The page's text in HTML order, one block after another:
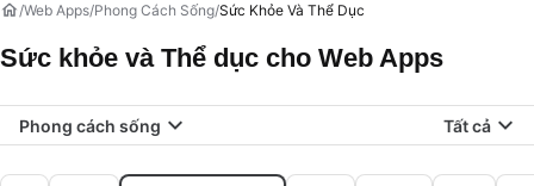
Web Apps Phong Cách Sống Sức Khỏe Và Thể Dục
Sức khỏe và Thể dục cho Web Apps
Phong cách sống Tất cả